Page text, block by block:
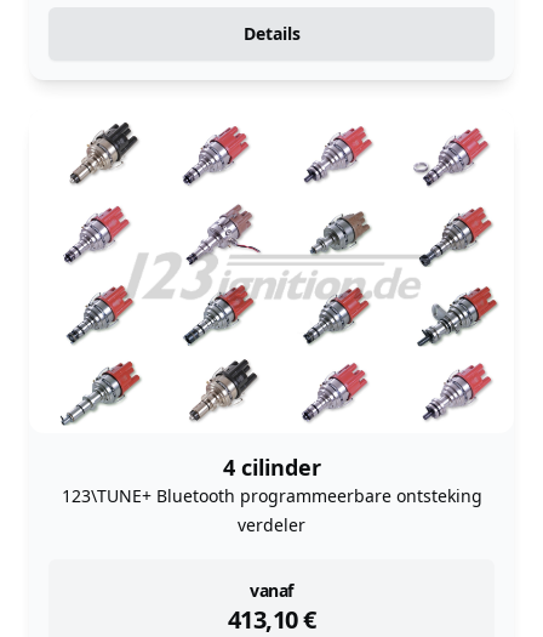
Details
4 cilinder
123\TUNE+ Bluetooth programmeerbare ontsteking
verdeler
vanaf
413,10€
instock